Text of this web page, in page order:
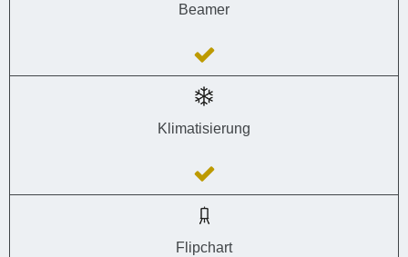
Beamer
Klimatisierung
Flipchart